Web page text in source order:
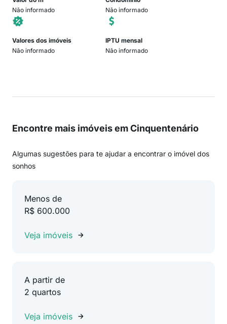
Não informado
Não informado
Valores dos imóveis
Não informado
IPTU mensal
Não informado
Encontre mais imóveis em Cinquentenário
Algumas sugestões para te ajudar a encontrar o imóvel dos
sonhos
Menos de
R$ 600.000
Veja imóveis
A partir de
2 quartos
Veja imóveis